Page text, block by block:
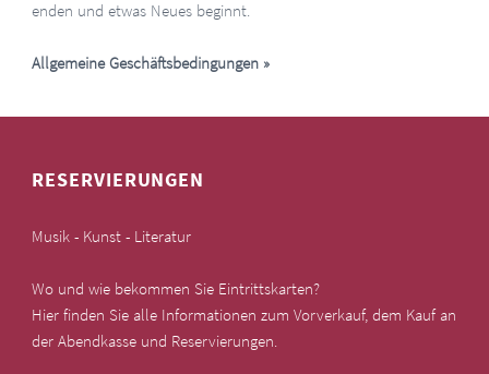
enden und etwas Neues beginnt.
Allgemeine Geschäftsbedingungen »
RESERVIERUNGEN
Musik - Kunst - Literatur
Wo und wie bekommen Sie Eintrittskarten?
Hier finden Sie alle Informationen zum Vorverkauf, dem Kauf an
der Abendkasse und Reservierungen.